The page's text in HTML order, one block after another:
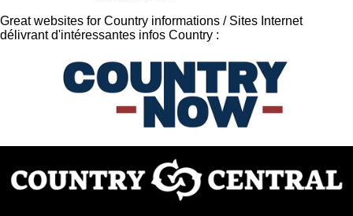
Great websites for Country informations / Sites Internet
délivrant d'intéressantes infos Country :